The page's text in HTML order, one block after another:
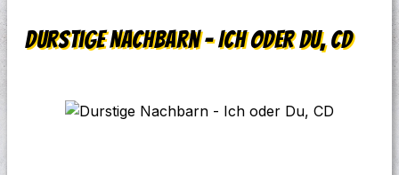
Durstige Nachbarn - Ich oder Du, CD
Bildergalerie überspringen